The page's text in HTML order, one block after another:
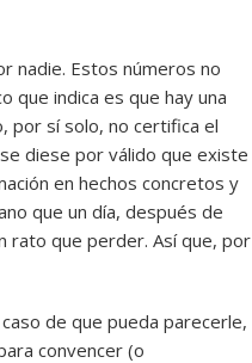
nadie. Estos números no
que indica es que hay una
por sí solo, no certifica el
diese por válido que existe
en hechos concretos y
que un día, después de
rato que perder. Así que, por
de que pueda parecerle,
convencer (o